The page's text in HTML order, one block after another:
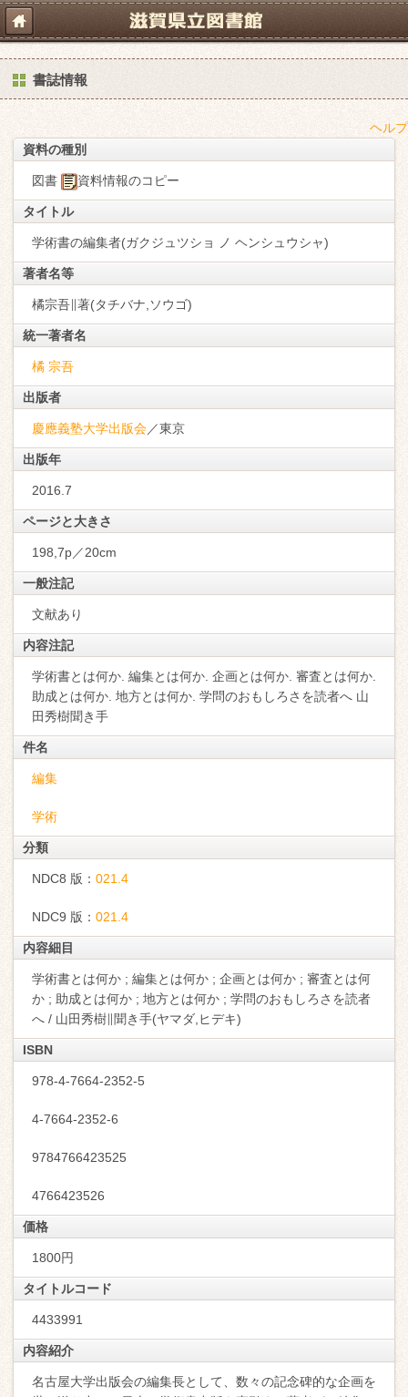
書誌情報
ヘルプ
資料の種別
図書 資料情報のコピー
タイトル
学術書の編集者(ガクジュツショ ノ ヘンシュウシャ)
著者名等
橘宗吾∥著(タチバナ,ソウゴ)
統一著者名
橘 宗吾
出版者
慶應義塾大学出版会／東京
出版年
2016.7
ページと大きさ
198,7p／20cm
一般注記
文献あり
内容注記
学術書とは何か. 編集とは何か. 企画とは何か. 審査とは何か.
助成とは何か. 地方とは何か. 学問のおもしろさを読者へ 山
田秀樹聞き手
件名
編集
学術
分類
NDC8 版： 021.4
NDC9 版： 021.4
内容細目
学術書とは何か ; 編集とは何か ; 企画とは何か ; 審査とは何
か ; 助成とは何か ; 地方とは何か ; 学問のおもしろさを読者
へ / 山田秀樹∥聞き手(ヤマダ,ヒデキ)
ISBN
978-4-7664-2352-5
4-7664-2352-6
9784766423525
4766423526
価格
1800円
タイトルコード
4433991
内容紹介
名古屋大学出版会の編集長として、数々の記念碑的な企画を